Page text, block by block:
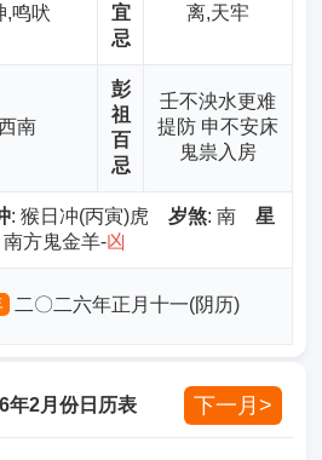
,鸣吠
宜
忌
离,天牢
南
彭
祖
百
忌
壬不泱水更难
提防 申不安床
鬼祟入房
: 猴日冲(丙寅)虎 岁煞: 南 星
南方鬼金羊-凶
二〇二六年正月十一(阴历)
年2月份日历表 下一月>